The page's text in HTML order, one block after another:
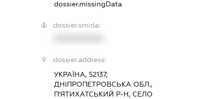
dossier.missingData
dossier.smida:
dossier.address:
УКРАЇНА, 52137,
ДНІПРОПЕТРОВСЬКА ОБЛ.,
П'ЯТИХАТСЬКИЙ Р-Н, СЕЛО